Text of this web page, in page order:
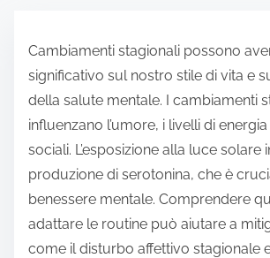
Cambiamenti stagionali possono
significativo sul nostro stile di vita e
della salute mentale. I cambiamenti
influenzano l’umore, i livelli di
sociali. L’esposizione alla luce solare
produzione di serotonina, che è
benessere mentale. Comprendere
adattare le routine può aiutare a
come il disturbo affettivo stagionale